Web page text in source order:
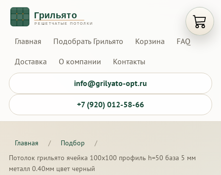
Главная Подобрать Грильято Корзина FAQ
Доставка О компании Контакты
info@grilyato-opt.ru
+7 (920) 012-58-66
Главная / Подбор
/
Потолок грильято ячейка 100х100 профиль h=50 база 5 мм
металл 0.40мм цвет черный